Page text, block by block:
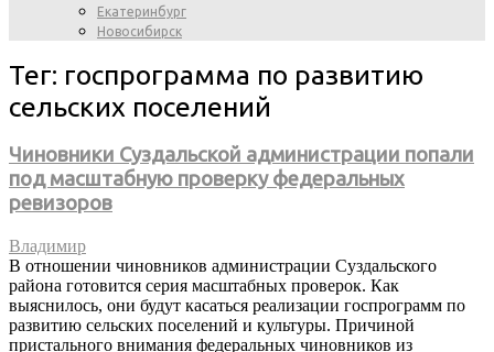
Екатеринбург
Новосибирск
Тег: госпрограмма по развитию
сельских поселений
Чиновники Суздальской администрации попали
под масштабную проверку федеральных
ревизоров
Владимир
В отношении чиновников администрации Суздальского
района готовится серия масштабных проверок. Как
выяснилось, они будут касаться реализации госпрограмм по
развитию сельских поселений и культуры. Причиной
пристального внимания федеральных чиновников из